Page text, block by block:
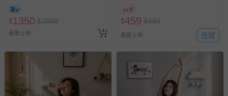
$1350 $2000
最新上架
46折
$459 $990
最新上架 追蹤